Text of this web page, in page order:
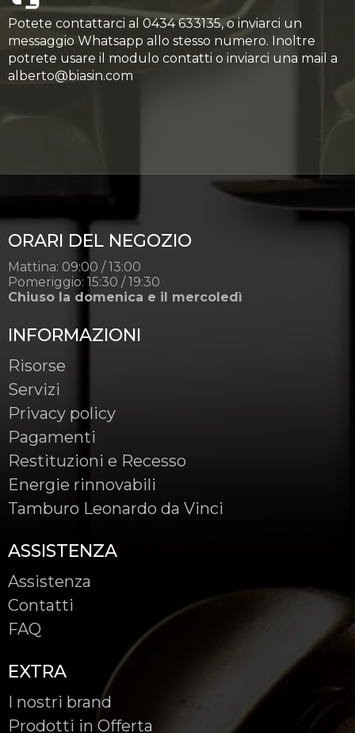
Potete contattarci al 0434 633135, o inviarci un
messaggio Whatsapp allo stesso numero. Inoltre
potrete usare il modulo contatti o inviarci una mail a
alberto@biasin.com
ORARI DEL NEGOZIO
Mattina: 09:00 / 13:00
Pomeriggio: 15:30 / 19:30
Chiuso la domenica e il mercoledì
INFORMAZIONI
Risorse
Servizi
Privacy policy
Pagamenti
Restituzioni e Recesso
Energie rinnovabili
Tamburo Leonardo da Vinci
ASSISTENZA
Assistenza
Contatti
FAQ
EXTRA
I nostri brand
Prodotti in Offerta